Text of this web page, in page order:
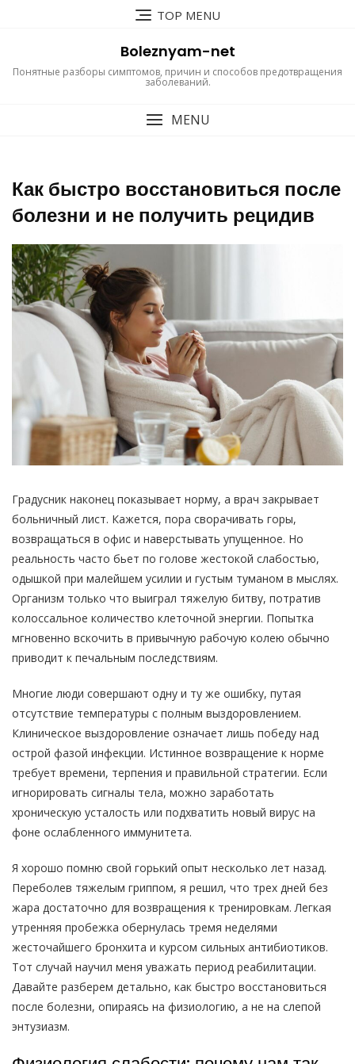
TOP MENU
Boleznyam-net
Понятные разборы симптомов, причин и способов предотвращения
заболеваний.
MENU
Как быстро восстановиться после
болезни и не получить рецидив
Градусник наконец показывает норму, а врач закрывает
больничный лист. Кажется, пора сворачивать горы,
возвращаться в офис и наверстывать упущенное. Но
реальность часто бьет по голове жестокой слабостью,
одышкой при малейшем усилии и густым туманом в мыслях.
Организм только что выиграл тяжелую битву, потратив
колоссальное количество клеточной энергии. Попытка
мгновенно вскочить в привычную рабочую колею обычно
приводит к печальным последствиям.
Многие люди совершают одну и ту же ошибку, путая
отсутствие температуры с полным выздоровлением.
Клиническое выздоровление означает лишь победу над
острой фазой инфекции. Истинное возвращение к норме
требует времени, терпения и правильной стратегии. Если
игнорировать сигналы тела, можно заработать
хроническую усталость или подхватить новый вирус на
фоне ослабленного иммунитета.
Я хорошо помню свой горький опыт несколько лет назад.
Переболев тяжелым гриппом, я решил, что трех дней без
жара достаточно для возвращения к тренировкам. Легкая
утренняя пробежка обернулась тремя неделями
жесточайшего бронхита и курсом сильных антибиотиков.
Тот случай научил меня уважать период реабилитации.
Давайте разберем детально, как быстро восстановиться
после болезни, опираясь на физиологию, а не на слепой
энтузиазм.